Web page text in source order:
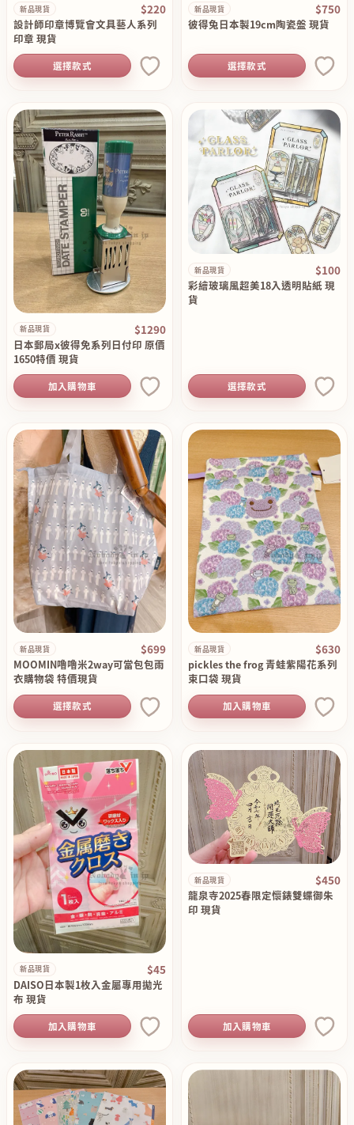
新品現貨 $220
設計師印章博覽會文具藝人系列
印章 現貨
選擇款式
新品現貨 $750
彼得兔日本製19cm陶瓷盤 現貨
選擇款式
新品現貨 $1290
日本郵局x彼得免系列日付印 原價
1650特價 現貨
加入購物車
新品現貨 $100
彩繪玻璃風超美18入透明貼紙 現
貨
選擇款式
新品現貨 $699
MOOMIN嚕嚕米2way可當包包雨
衣購物袋 特價現貨
選擇款式
新品現貨 $630
pickles the frog 青蛙紫陽花系列
束口袋 現貨
加入購物車
新品現貨 $45
DAISO日本製1枚入金屬專用拋光
布 現貨
加入購物車
新品現貨 $450
龍泉寺2025春限定懷錶雙蝶御朱
印 現貨
加入購物車